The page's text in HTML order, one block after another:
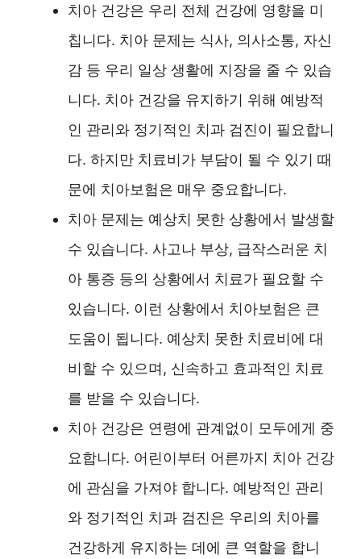
치아 건강은 우리 전체 건강에 영향을 미
칩니다. 치아 문제는 식사, 의사소통, 자신
감 등 우리 일상 생활에 지장을 줄 수 있습
니다. 치아 건강을 유지하기 위해 예방적
인 관리와 정기적인 치과 검진이 필요합니
다. 하지만 치료비가 부담이 될 수 있기 때
문에 치아보험은 매우 중요합니다.
치아 문제는 예상치 못한 상황에서 발생할
수 있습니다. 사고나 부상, 급작스러운 치
아 통증 등의 상황에서 치료가 필요할 수
있습니다. 이런 상황에서 치아보험은 큰
도움이 됩니다. 예상치 못한 치료비에 대
비할 수 있으며, 신속하고 효과적인 치료
를 받을 수 있습니다.
치아 건강은 연령에 관계없이 모두에게 중
요합니다. 어린이부터 어른까지 치아 건강
에 관심을 가져야 합니다. 예방적인 관리
와 정기적인 치과 검진은 우리의 치아를
건강하게 유지하는 데에 큰 역할을 합니